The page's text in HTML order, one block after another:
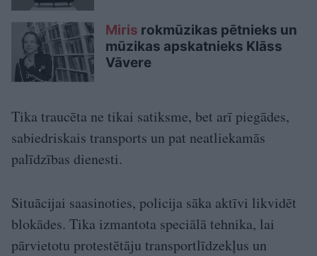
Miris rokmūzikas pētnieks un
mūzikas apskatnieks Klāss
Vāvere
Tika traucēta ne tikai satiksme, bet arī piegādes,
sabiedriskais transports un pat neatliekamās
palīdzības dienesti.
Situācijai saasinoties, policija sāka aktīvi likvidēt
blokādes. Tika izmantota speciālā tehnika, lai
pārvietotu protestētāju transportlīdzekļus un